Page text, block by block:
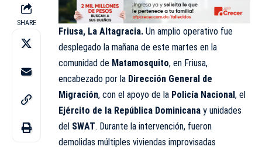
SHARE
Friusa, La Altagracia. Un amplio operativo fue
desplegado la mañana de este martes en la
comunidad de Matamosquito, en Friusa,
encabezado por la Dirección General de
Migración, con el apoyo de la Policía Nacional, el
Ejército de la República Dominicana y unidades
del SWAT. Durante la intervención, fueron
demolidas múltiples viviendas improvisadas